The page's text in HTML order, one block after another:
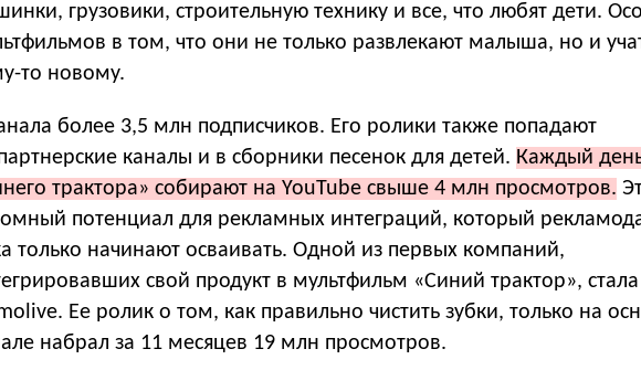
грузовики, строительную технику и все, что любят дети.
в том, что они не только развлекают малыша, но и
то новому.
более 3,5 млн подписчиков. Его ролики также попадают
каналы и в сборники песенок для детей. Каждый
трактора» собирают на YouTube свыше 4 млн просмотров.
потенциал для рекламных интеграций, который
только начинают осваивать. Одной из первых компаний,
свой продукт в мультфильм «Синий трактор»,
Ее ролик о том, как правильно чистить зубки, только на
набрал за 11 месяцев 19 млн просмотров.